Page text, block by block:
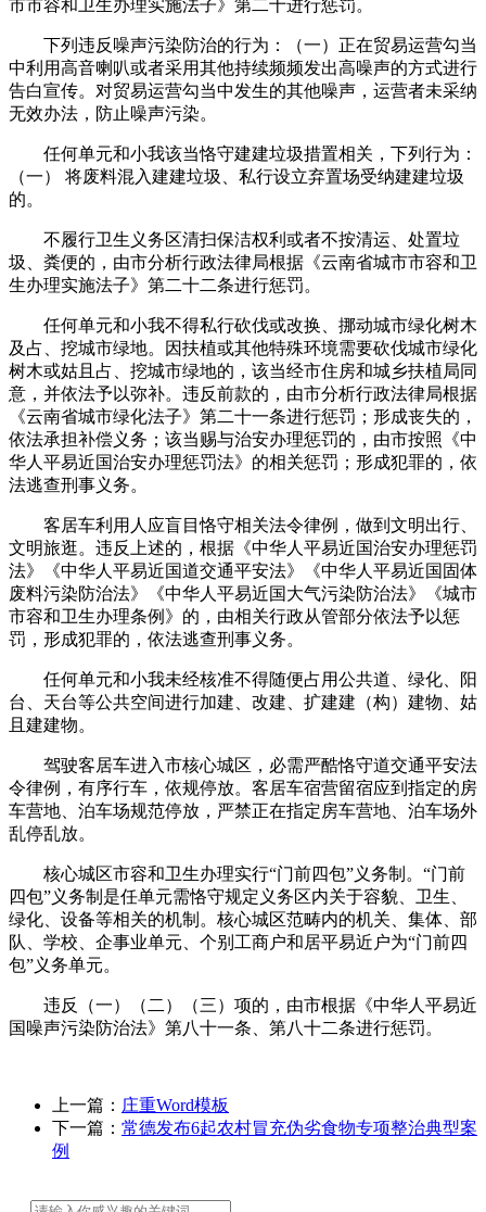
市市容和卫生办理实施法子》第二十进行惩罚。
下列违反噪声污染防治的行为：（一）正在贸易运营勾当
中利用高音喇叭或者采用其他持续频频发出高噪声的方式进行
告白宣传。对贸易运营勾当中发生的其他噪声，运营者未采纳
无效办法，防止噪声污染。
任何单元和小我该当恪守建建垃圾措置相关，下列行为：
（一） 将废料混入建建垃圾、私行设立弃置场受纳建建垃圾
的。
不履行卫生义务区清扫保洁权利或者不按清运、处置垃
圾、粪便的，由市分析行政法律局根据《云南省城市市容和卫
生办理实施法子》第二十二条进行惩罚。
任何单元和小我不得私行砍伐或改换、挪动城市绿化树木
及占、挖城市绿地。因扶植或其他特殊环境需要砍伐城市绿化
树木或姑且占、挖城市绿地的，该当经市住房和城乡扶植局同
意，并依法予以弥补。违反前款的，由市分析行政法律局根据
《云南省城市绿化法子》第二十一条进行惩罚；形成丧失的，
依法承担补偿义务；该当赐与治安办理惩罚的，由市按照《中
华人平易近国治安办理惩罚法》的相关惩罚；形成犯罪的，依
法逃查刑事义务。
客居车利用人应盲目恪守相关法令律例，做到文明出行、
文明旅逛。违反上述的，根据《中华人平易近国治安办理惩罚
法》《中华人平易近国道交通平安法》《中华人平易近国固体
废料污染防治法》《中华人平易近国大气污染防治法》《城市
市容和卫生办理条例》的，由相关行政从管部分依法予以惩
罚，形成犯罪的，依法逃查刑事义务。
任何单元和小我未经核准不得随便占用公共道、绿化、阳
台、天台等公共空间进行加建、改建、扩建建（构）建物、姑
且建建物。
驾驶客居车进入市核心城区，必需严酷恪守道交通平安法
令律例，有序行车，依规停放。客居车宿营留宿应到指定的房
车营地、泊车场规范停放，严禁正在指定房车营地、泊车场外
乱停乱放。
核心城区市容和卫生办理实行“门前四包”义务制。“门前
四包”义务制是任单元需恪守规定义务区内关于容貌、卫生、
绿化、设备等相关的机制。核心城区范畴内的机关、集体、部
队、学校、企事业单元、个别工商户和居平易近户为“门前四
包”义务单元。
违反（一）（二）（三）项的，由市根据《中华人平易近
国噪声污染防治法》第八十一条、第八十二条进行惩罚。
上一篇： 庄重Word模板
下一篇： 常德发布6起农村冒充伪劣食物专项整治典型案
例